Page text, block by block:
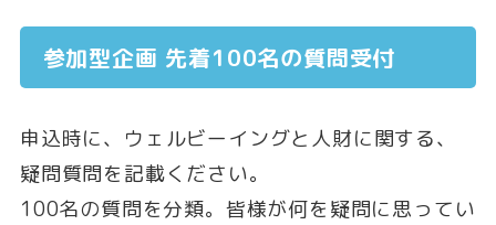
参加型企画 先着100名の質問受付
申込時に、ウェルビーイングと人財に関する、
疑問質問を記載ください。
100名の質問を分類。皆様が何を疑問に思ってい